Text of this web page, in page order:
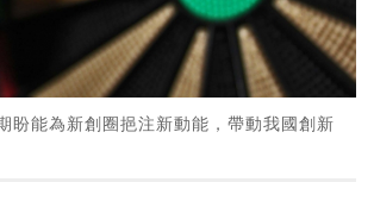
盼能為新創圈挹注新動能，帶動我國創新